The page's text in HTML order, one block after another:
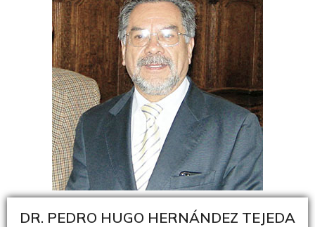
DR. PEDRO HUGO HERNÁNDEZ TEJEDA